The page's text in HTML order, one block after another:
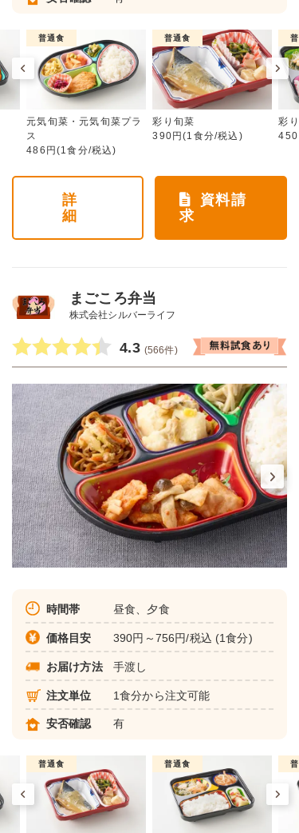
普通食
元気旬菜・元気旬菜プラ
ス
486円(1食分/税込)
普通食
彩り旬菜
390円(1食分/税込)
彩
詳
細
資料請
求
まごころ弁当
株式会社シルバーライフ
4.3 (566件)
時間帯 昼食、夕食
価格目安 390円～756円/税込 (1食分)
お届け方法 手渡し
注文単位 1食分から注文可能
安否確認 有
普通食 普通食